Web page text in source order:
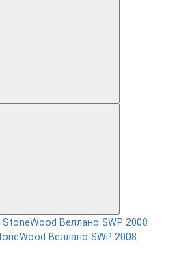
Веллано SWP 2008